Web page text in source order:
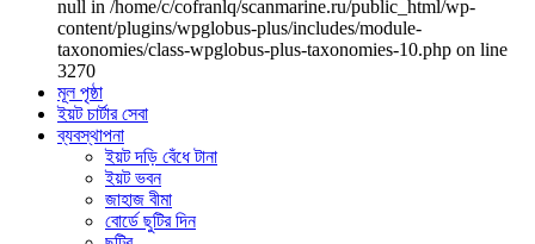
null in /home/c/cofranlq/scanmarine.ru/public_html/wp-
content/plugins/wpglobus-plus/includes/module-
taxonomies/class-wpglobus-plus-taxonomies-10.php on line
3270
মূল পৃষ্ঠা
ইয়ট চার্টার সেবা
ব্যবস্থাপনা
ইয়ট দড়ি বেঁধে টানা
ইয়ট ভবন
জাহাজ বীমা
বোর্ডে ছুটির দিন